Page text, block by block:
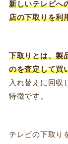
新しいテレビへ
店の下取りを利
下取りとは、製
のを査定して買
入れ替えに回収
特徴です。
テレビの下取り